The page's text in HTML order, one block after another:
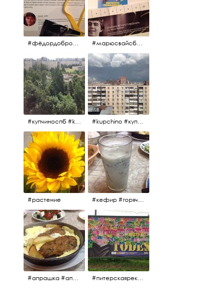
#фёдордобронравов #эдуардпарри #жилибыли #иринарозанова #марюсвайсберг #александрревва #глюкоза #любовьвбольшомгороде #ххvфестивальроссийскогокино
#купчиноспб #kupchino #kupchino #купчиноспб
#растение #кефир #горячийкефир #национальноеблюдо #лаваш #вкусно
#апрашка #апраксиндвор #кафенаапрашке #куринаякотлетанасковороде #сковородка #кафедлясвоих #питерскаяреклама #todes #куколки #окраинапитера #фрунзенскийрайон